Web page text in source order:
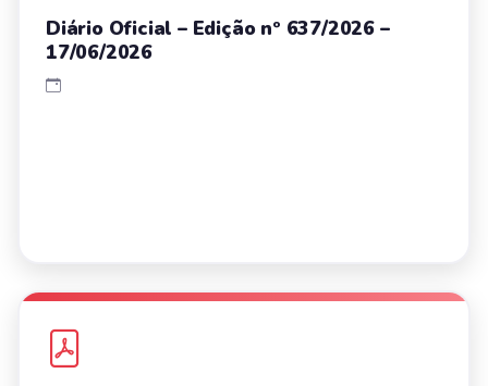
Diário Oficial – Edição nº 637/2026 –
17/06/2026